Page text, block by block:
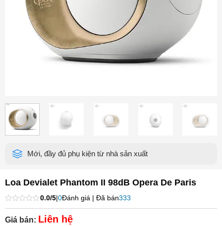
Mới, đầy đủ phụ kiện từ nhà sản xuất
Loa Devialet Phantom II 98dB Opera De Paris
Được
xếp
hạng
0.0/5|0Đánh giá | Đã bán333
Giá bán: Liên hệ